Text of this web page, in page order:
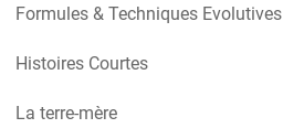
Formules & Techniques Evolutives
Histoires Courtes
La terre-mère